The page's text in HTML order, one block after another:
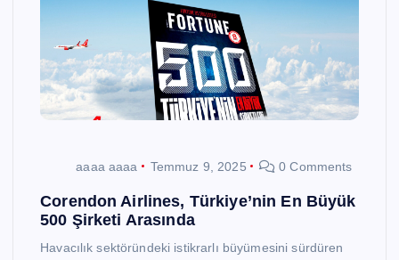
aaaa aaaa Temmuz 9, 2025 0 Comments
Corendon Airlines, Türkiye’nin En Büyük
500 Şirketi Arasında
Havacılık sektöründeki istikrarlı büyümesini sürdüren